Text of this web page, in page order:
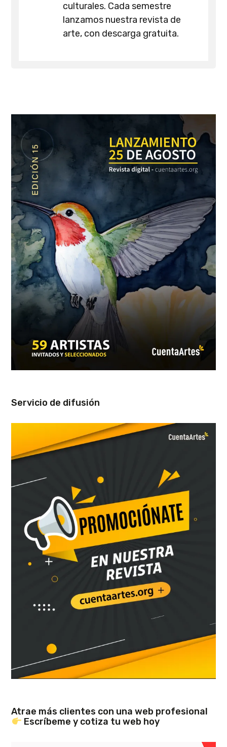
culturales. Cada semestre
lanzamos nuestra revista de
arte, con descarga gratuita.
Servicio de difusión
Atrae más clientes con una web profesional
Escríbeme y cotiza tu web hoy